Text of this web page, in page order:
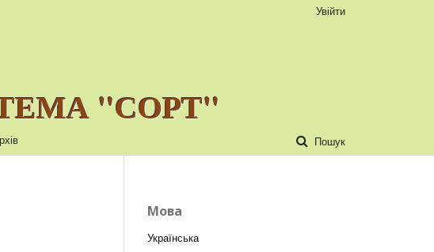
"СОРТ"
Пошук
Увійти
Мова
Українська